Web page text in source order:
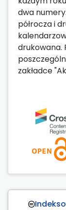
dwa
półrocza i
drukowana.
zakładce